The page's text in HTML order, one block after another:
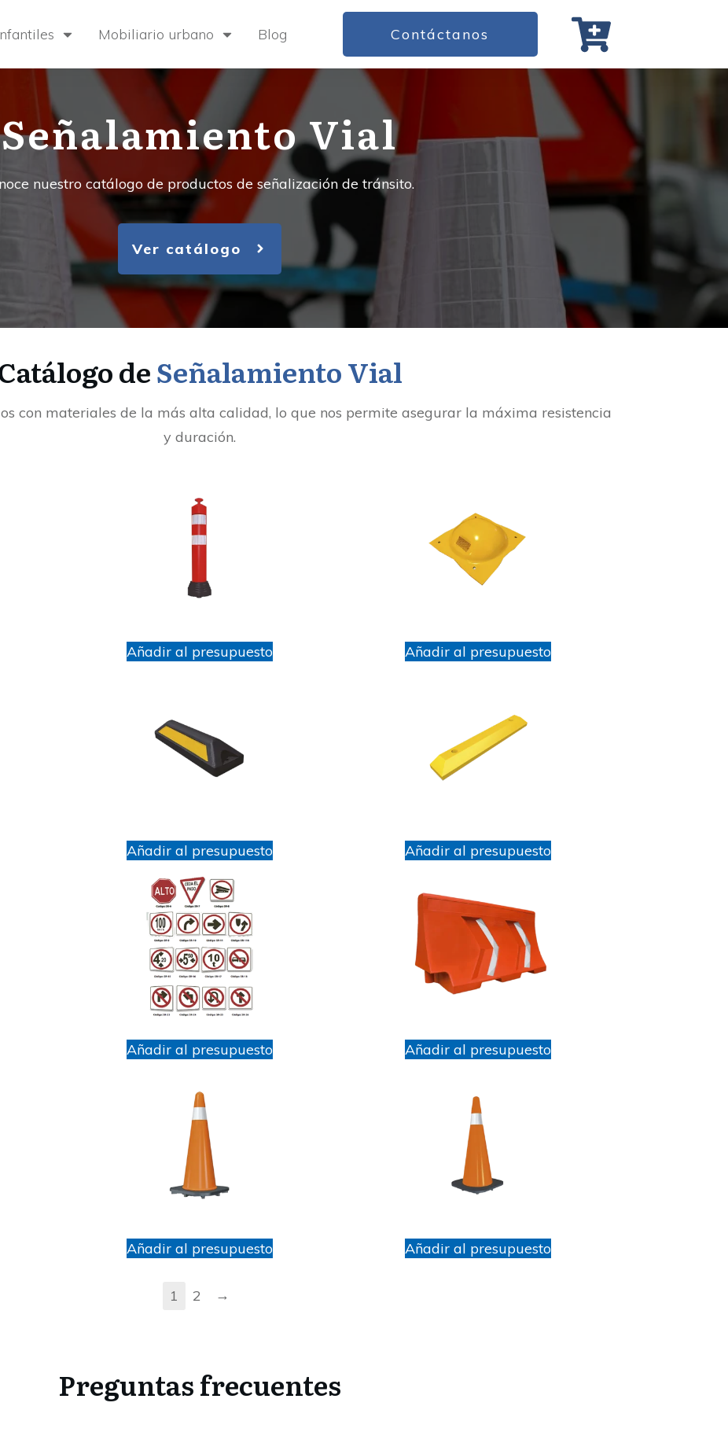
Mobiliario urbano Blog Contáctanos
Señalamiento Vial
nuestro catálogo de productos de señalización de tránsito.
Ver catálogo
deSeñalamiento Vial
con materiales de la más alta calidad, lo que nos permite asegurar la máxima resistencia
y duración.
Añadir al presupuesto Añadir al presupuesto
Añadir al presupuesto Añadir al presupuesto
Añadir al presupuesto Añadir al presupuesto
Añadir al presupuesto Añadir al presupuesto
1 2 →
Preguntas frecuentes